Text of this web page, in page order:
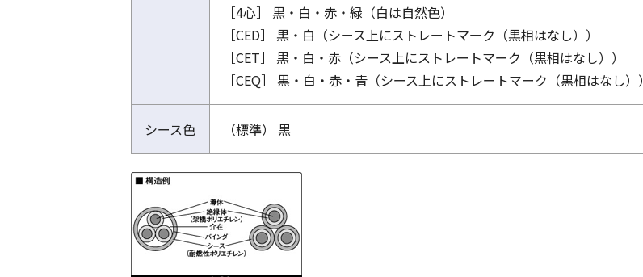
［4心］ 黒・白・赤・緑（白は自然色）
［CED］ 黒・白（シース上にストレートマーク（黒相はなし））
［CET］ 黒・白・赤（シース上にストレートマーク（黒相はなし））
［CEQ］ 黒・白・赤・青（シース上にストレートマーク（黒相はなし））
シース色 （標準） 黒